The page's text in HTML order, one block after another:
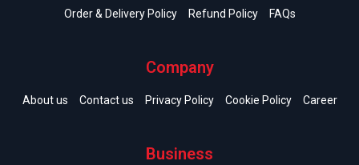
Order & Delivery Policy
Refund Policy FAQs
Company
About us Contact us Privacy Policy Cookie Policy Career
Business